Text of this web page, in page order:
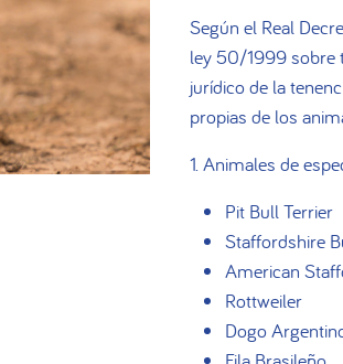
Según el Real
ley 50/1999 sobre
jurídico de la
propias de los
1. Animales de
Pit Bull Terrier
Staffordshire
American
Rottweiler
Dogo